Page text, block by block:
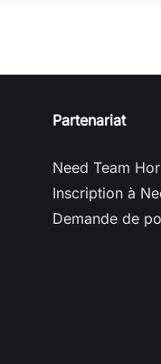
Partenariat
Need Team
Inscription à
Demande de